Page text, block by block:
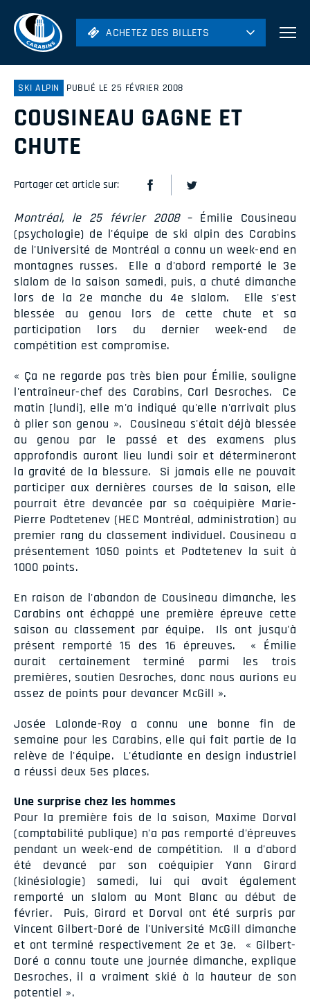
ACHETEZ DES BILLETS
Hockey
Soccer
ACHETEZ DES BILLETS
SKI ALPIN PUBLIÉ LE 25 FÉVRIER 2008
COUSINEAU GAGNE ET
CHUTE
Partager cet article sur:
Montréal, le 25 février 2008– Émilie Cousineau
(psychologie) de l'équipe de ski alpin des Carabins
de l'Université de Montréal a connu un week-end en
montagnes russes. Elle a d'abord remporté le 3e
slalom de la saison samedi, puis, a chuté dimanche
lors de la 2e manche du 4e slalom. Elle s'est
blessée au genou lors de cette chute et sa
participation lors du dernier week-end de
compétition est compromise.
« Ça ne regarde pas très bien pour Émilie, souligne
l'entraîneur-chef des Carabins, Carl Desroches. Ce
matin [lundi], elle m'a indiqué qu'elle n'arrivait plus
à plier son genou ». Cousineau s'était déjà blessée
au genou par le passé et des examens plus
approfondis auront lieu lundi soir et détermineront
la gravité de la blessure. Si jamais elle ne pouvait
participer aux dernières courses de la saison, elle
pourrait être devancée par sa coéquipière Marie-
Pierre Podtetenev (HEC Montréal, administration) au
premier rang du classement individuel. Cousineau a
présentement 1050 points et Podtetenev la suit à
1000 points.
En raison de l'abandon de Cousineau dimanche, les
Carabins ont échappé une première épreuve cette
saison au classement par équipe. Ils ont jusqu'à
présent remporté 15 des 16 épreuves. « Émilie
aurait certainement terminé parmi les trois
premières, soutien Desroches, donc nous aurions eu
assez de points pour devancer McGill ».
Josée Lalonde-Roy a connu une bonne fin de
semaine pour les Carabins, elle qui fait partie de la
relève de l'équipe. L'étudiante en design industriel
a réussi deux 5es places.
Une surprise chez les hommes
Pour la première fois de la saison, Maxime Dorval
(comptabilité publique) n'a pas remporté d'épreuves
pendant un week-end de compétition. Il a d'abord
été devancé par son coéquipier Yann Girard
(kinésiologie) samedi, lui qui avait également
remporté un slalom au Mont Blanc au début de
février. Puis, Girard et Dorval ont été surpris par
Vincent Gilbert-Doré de l'Université McGill dimanche
et ont terminé respectivement 2e et 3e. « Gilbert-
Doré a connu toute une journée dimanche, explique
Desroches, il a vraiment skié à la hauteur de son
potentiel ».